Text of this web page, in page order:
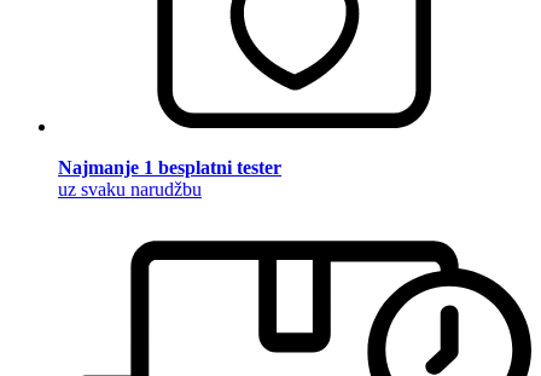
Najmanje 1 besplatni tester
uz svaku narudžbu